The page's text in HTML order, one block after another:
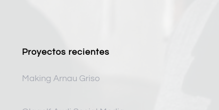
Proyectos recientes
Making Arnau Griso